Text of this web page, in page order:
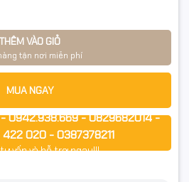
THÊM VÀO GIỎ
tận nơi miễn phí
MUA NGAY
0942.938.669 - 0829682014 -
020 - 0387378211
vấn và hỗ trợ ngay!!!